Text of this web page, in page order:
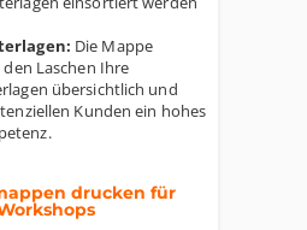
Die Mappe
Laschen Ihre
übersichtlich und
Kunden ein hohes
drucken für